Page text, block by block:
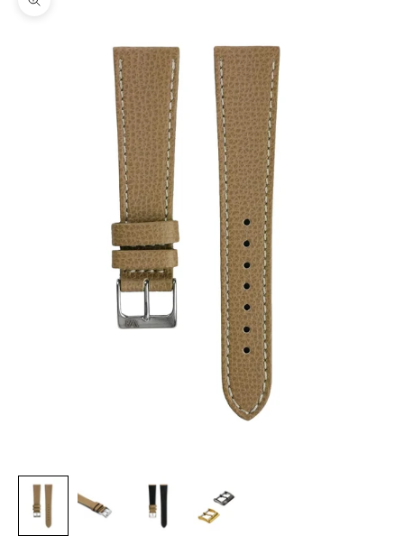
Bild vergrößern